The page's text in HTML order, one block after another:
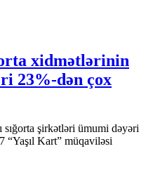
xidmətlərinin
23%-dən çox
şirkətləri ümumi dəyəri
“Yaşıl Kart” müqaviləsi